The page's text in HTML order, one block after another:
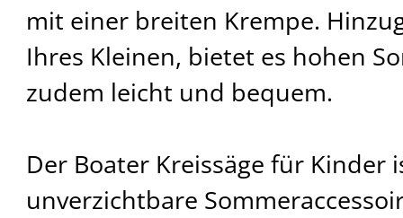
mit einer breiten Krempe.
Ihres Kleinen, bietet es hohen
zudem leicht und bequem.
Der Boater Kreissäge für Kinder
unverzichtbare